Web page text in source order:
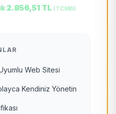
2.856,51 TL (TCMB)
Web Sitesi
Kendiniz Yönetin